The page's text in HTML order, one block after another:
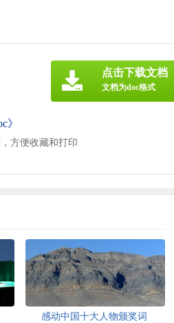
》
方便收藏和打印
点击下载文档
文档为doc格式
感动中国十大人物颁奖词